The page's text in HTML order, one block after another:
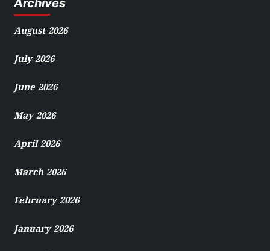
August 2026
July 2026
June 2026
May 2026
April 2026
March 2026
February 2026
January 2026